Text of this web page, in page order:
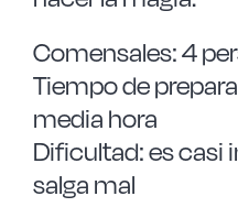
Comensales: 4
Tiempo de
media hora
Dificultad: es casi
salga mal